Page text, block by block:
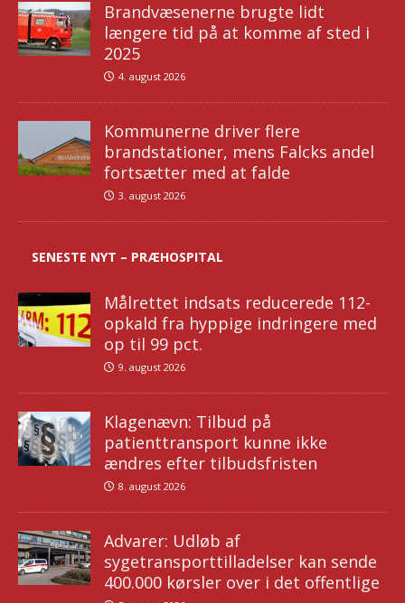
Brandvæsenerne brugte lidt
længere tid på at komme af sted i
2025
4. august 2026
Kommunerne driver flere
brandstationer, mens Falcks andel
fortsætter med at falde
3. august 2026
SENESTE NYT – PRÆHOSPITAL
Målrettet indsats reducerede 112-
opkald fra hyppige indringere med
op til 99 pct.
9. august 2026
Klagenævn: Tilbud på
patienttransport kunne ikke
ændres efter tilbudsfristen
8. august 2026
Advarer: Udløb af
sygetransporttilladelser kan sende
400.000 kørsler over i det offentlige